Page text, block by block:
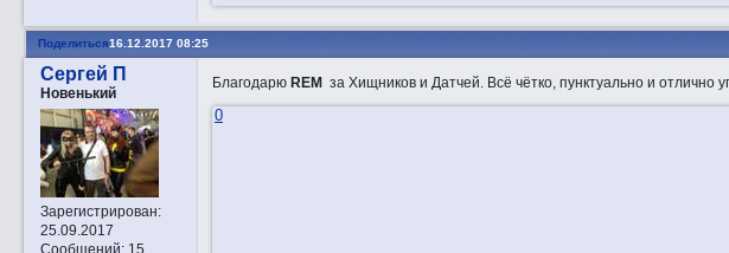
Поделиться16.12.2017 08:25
Сергей П
Новенький
Зарегистрирован:
25.09.2017
Сообщений:15
Благодарю REM за Хищников и Датчей. Всё чётко, пунктуально и отлично
0